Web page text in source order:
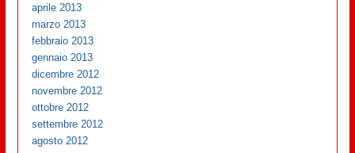
aprile 2013
marzo 2013
febbraio 2013
gennaio 2013
dicembre 2012
novembre 2012
ottobre 2012
settembre 2012
agosto 2012